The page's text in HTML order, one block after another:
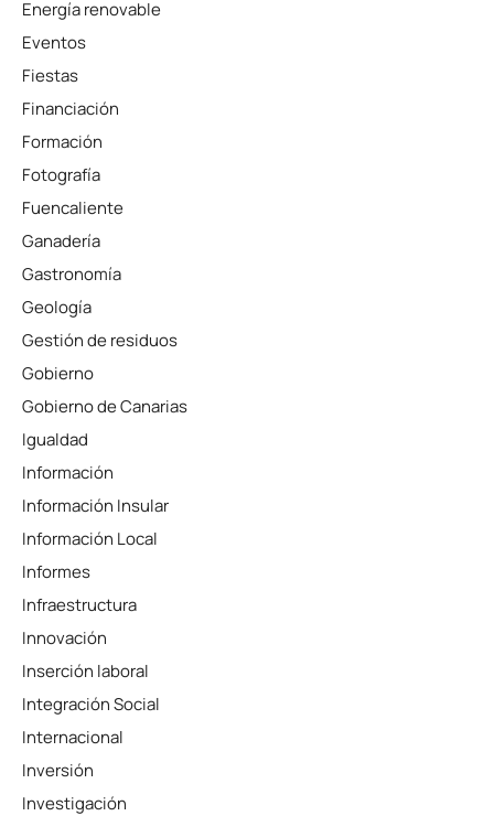
Energía renovable
Eventos
Fiestas
Financiación
Formación
Fotografía
Fuencaliente
Ganadería
Gastronomía
Geología
Gestión de residuos
Gobierno
Gobierno de Canarias
Igualdad
Información
Información Insular
Información Local
Informes
Infraestructura
Innovación
Inserción laboral
Integración Social
Internacional
Inversión
Investigación